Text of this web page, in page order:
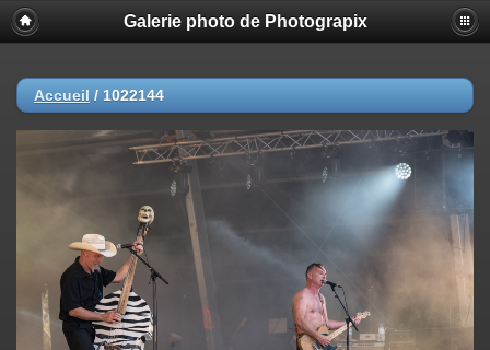
Galerie photo de Photograpix
Accueil / 1022144